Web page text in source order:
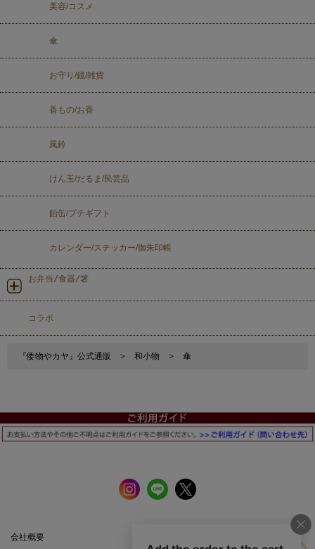
美容/コスメ
傘
お守り/鏡/雑貨
香もの/お香
風鈴
けん玉/だるま/民芸品
飴缶/プチギフト
カレンダー/ステッカー/御朱印帳
お弁当/食器/箸
コラボ
『倭物やカヤ』公式通販 > 和小物 > 傘
会社概要